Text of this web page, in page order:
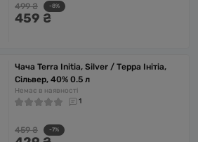
499 ₴ -8%
459 ₴
Чача Terra Initia, Silver / Терра Інітіа,
Сільвер, 40% 0.5 л
Немає в наявності
1
459 ₴ -7%